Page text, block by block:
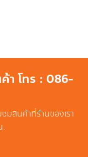
า โทร : 086-
มสินค้าที่ร้านของเรา
.